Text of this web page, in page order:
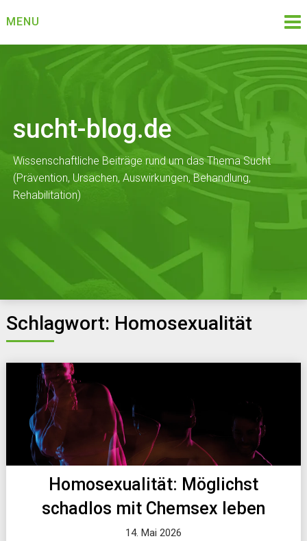
toMENU
sucht-blog.de
Wissenschaftliche Beiträge rund um das Thema Sucht
(Prävention, Ursachen, Auswirkungen, Behandlung,
Rehabilitation)
Schlagwort: Homosexualität
Homosexualität: Möglichst
schadlos mit Chemsex leben
14. Mai 2026